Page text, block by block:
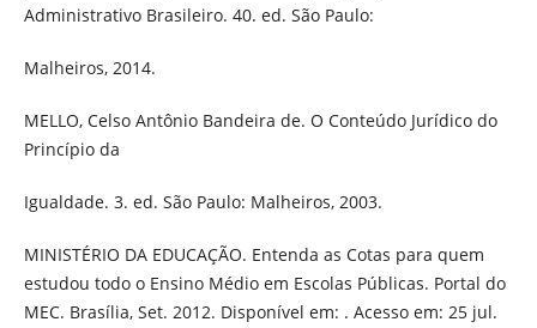
Administrativo Brasileiro. 40. ed. São Paulo:
Malheiros, 2014.
MELLO, Celso Antônio Bandeira de. O Conteúdo Jurídico do
Princípio da
Igualdade. 3. ed. São Paulo: Malheiros, 2003.
MINISTÉRIO DA EDUCAÇÃO. Entenda as Cotas para quem
estudou todo o Ensino Médio em Escolas Públicas. Portal do
MEC. Brasília, Set. 2012. Disponível em: . Acesso em: 25 jul.